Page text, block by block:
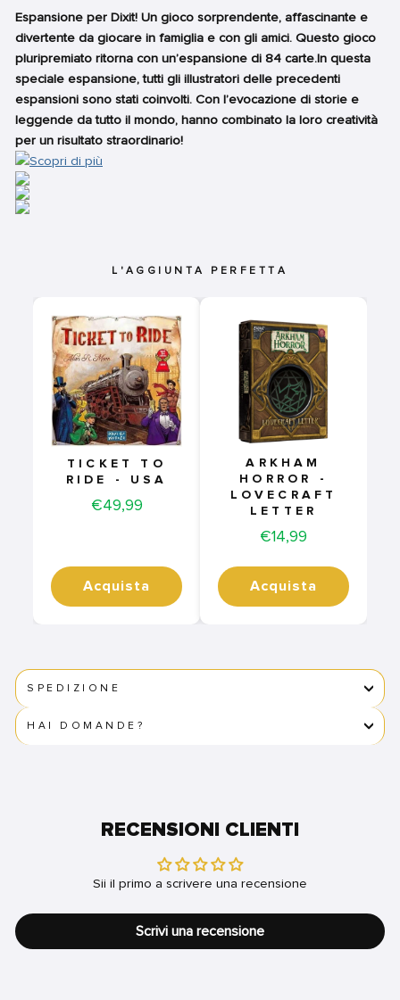
Espansione per Dixit! Un gioco sorprendente, affascinante e
divertente da giocare in famiglia e con gli amici. Questo gioco
pluripremiato ritorna con un’espansione di 84 carte.In questa
speciale espansione, tutti gli illustratori delle precedenti
espansioni sono stati coinvolti. Con l’evocazione di storie e
leggende da tutto il mondo, hanno combinato la loro creatività
per un risultato straordinario!
L'AGGIUNTA PERFETTA
TICKET TO
RIDE - USA
Price
€49,99
Acquista
ARKHAM
HORROR -
LOVECRAFT
LETTER
Price
€14,99
Acquista
SPEDIZIONE
HAI DOMANDE?
RECENSIONI CLIENTI
Sii il primo a scrivere una recensione
Scrivi una recensione